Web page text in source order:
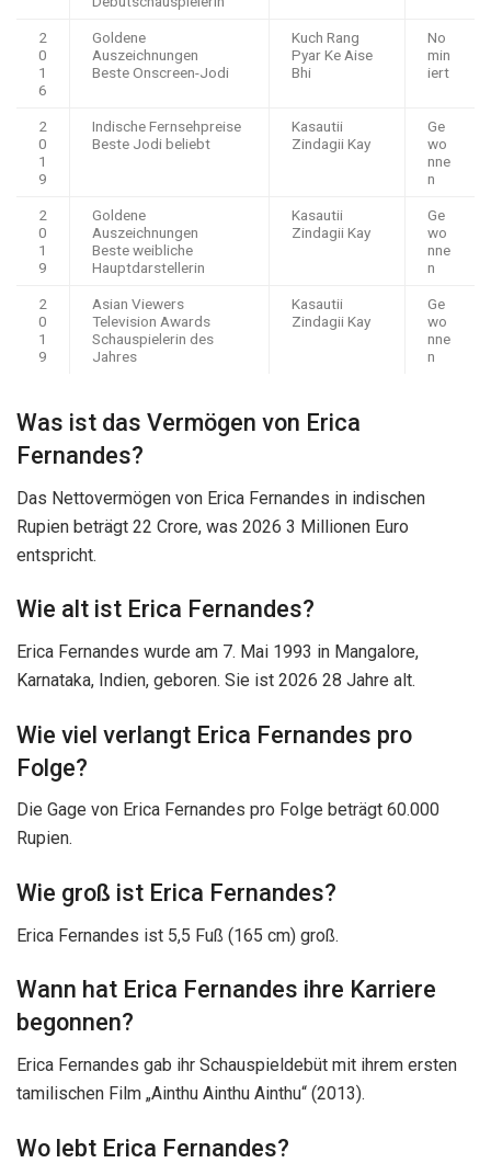
2
0
1
6
Goldene
Auszeichnungen
Beste Onscreen-Jodi
Kuch Rang
Pyar Ke Aise
Bhi
No
min
iert
2
0
1
9
Indische Fernsehpreise
Beste Jodi beliebt
Kasautii
Zindagii Kay
Ge
wo
nne
n
2
0
1
9
Goldene
Auszeichnungen
Beste weibliche
Hauptdarstellerin
Kasautii
Zindagii Kay
Ge
wo
nne
n
2
0
1
9
Asian Viewers
Television Awards
Schauspielerin des
Jahres
Kasautii
Zindagii Kay
Ge
wo
nne
n
Was ist das Vermögen von Erica
Fernandes?
Das Nettovermögen von Erica Fernandes in indischen
Rupien beträgt 22 Crore, was 2026 3 Millionen Euro
entspricht.
Wie alt ist Erica Fernandes?
Erica Fernandes wurde am 7. Mai 1993 in Mangalore,
Karnataka, Indien, geboren. Sie ist 2026 28 Jahre alt.
Wie viel verlangt Erica Fernandes pro
Folge?
Die Gage von Erica Fernandes pro Folge beträgt 60.000
Rupien.
Wie groß ist Erica Fernandes?
Erica Fernandes ist 5,5 Fuß (165 cm) groß.
Wann hat Erica Fernandes ihre Karriere
begonnen?
Erica Fernandes gab ihr Schauspieldebüt mit ihrem ersten
tamilischen Film „Ainthu Ainthu Ainthu“ (2013).
Wo lebt Erica Fernandes?